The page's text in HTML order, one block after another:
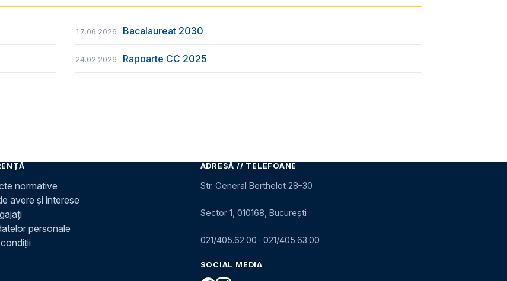
17.06.2026 Bacalaureat 2030
24.02.2026 Rapoarte CC 2025
normative
avere și interese
personale
ADRESĂ // TELEFOANE
Str. General Berthelot 28–30
Sector 1, 010168, București
021/405.62.00 · 021/405.63.00
SOCIAL MEDIA